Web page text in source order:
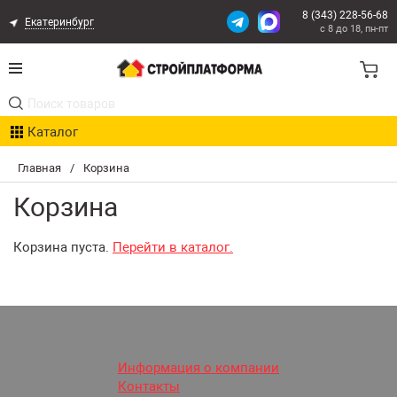
Главная / Корзина
Корзина
Корзина пуста. Перейти в каталог.
Екатеринбург
8 (343) 228-56-68
с 8 до 18, пн-пт
Каталог
Акции
Расчет доставки
Организациям
Оплата и ДоставкаИнформация о компании
Контакты